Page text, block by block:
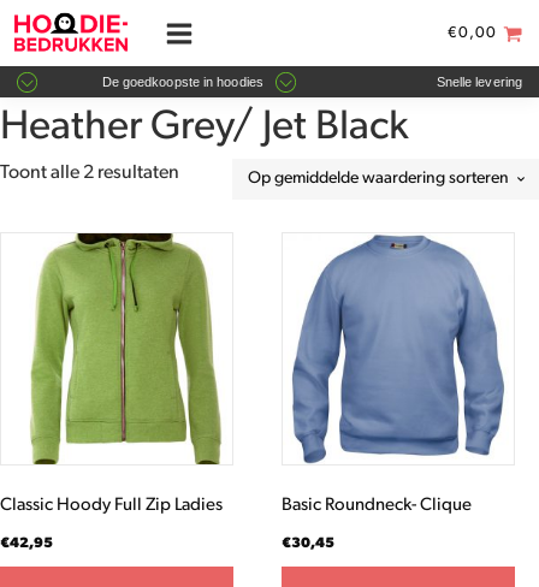
€0,00
De goedkoopste in hoodies Snelle levering
Heather Grey/ Jet Black
Toont alle 2 resultaten Gesorteerd
waardering
Classic Hoody Full Zip Ladies
€42,95
product
heeft
meerdere
variaties.
Deze
optie
gekozen
op
de
Basic Roundneck- Clique
€30,45
product
heeft
meerdere
variaties.
Deze
optie
kan
gekozen
op
de